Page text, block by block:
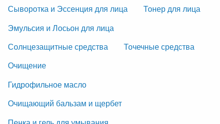
Сыворотка и Эссенция для лица
Тонер для лица
Эмульсия и Лосьон для лица
Солнцезащитные средства
Точечные средства
Очищение
Гидрофильное масло
Очищающий бальзам и щербет